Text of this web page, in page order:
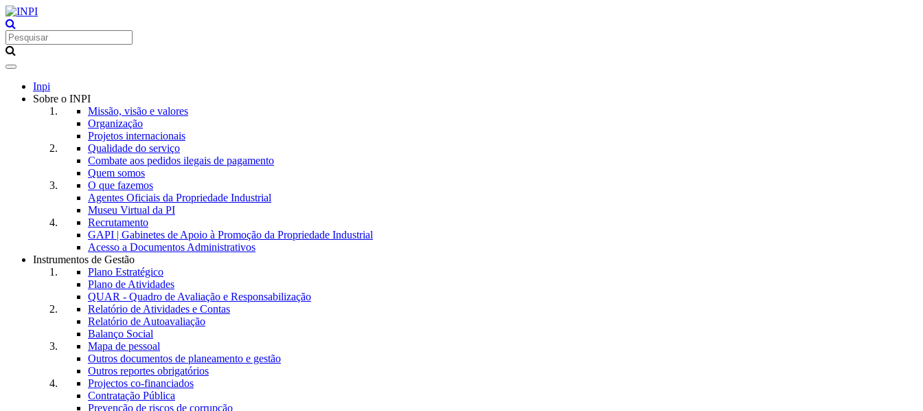
Toggle
navigation
Inpi
Sobre o INPI
Missão, visão e valores
Organização
Projetos internacionais
Qualidade do serviço
Combate aos pedidos ilegais de pagamento
Quem somos
O que fazemos
Agentes Oficiais da Propriedade Industrial
Museu Virtual da PI
Recrutamento
GAPI | Gabinetes de Apoio à Promoção da Propriedade Industrial
Acesso a Documentos Administrativos
Instrumentos de Gestão
Plano Estratégico
Plano de Atividades
QUAR - Quadro de Avaliação e Responsabilização
Relatório de Atividades e Contas
Relatório de Autoavaliação
Balanço Social
Mapa de pessoal
Outros documentos de planeamento e gestão
Outros reportes obrigatórios
Projectos co-financiados
Contratação Pública
Prevenção de riscos de corrupção